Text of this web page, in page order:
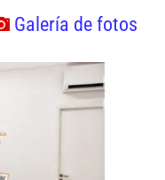
Galería de fotos